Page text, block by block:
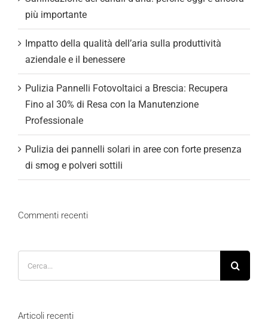
più importante
Impatto della qualità dell’aria sulla produttività
aziendale e il benessere
Pulizia Pannelli Fotovoltaici a Brescia: Recupera
Fino al 30% di Resa con la Manutenzione
Professionale
Pulizia dei pannelli solari in aree con forte presenza
di smog e polveri sottili
Commenti recenti
Articoli recenti